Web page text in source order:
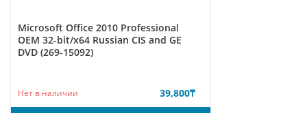
Microsoft Office 2010 Professional
ОЕМ 32-bit/x64 Russian CIS and GE
DVD (269-15092)
Нет в наличии 39,800₸